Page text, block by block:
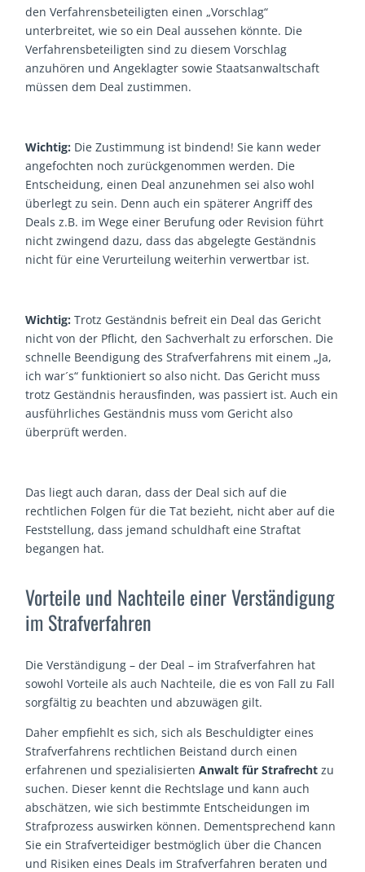
den Verfahrensbeteiligten einen „Vorschlag“
unterbreitet, wie so ein Deal aussehen könnte. Die
Verfahrensbeteiligten sind zu diesem Vorschlag
anzuhören und Angeklagter sowie Staatsanwaltschaft
müssen dem Deal zustimmen.
Wichtig: Die Zustimmung ist bindend! Sie kann weder
angefochten noch zurückgenommen werden. Die
Entscheidung, einen Deal anzunehmen sei also wohl
überlegt zu sein. Denn auch ein späterer Angriff des
Deals z.B. im Wege einer Berufung oder Revision führt
nicht zwingend dazu, dass das abgelegte Geständnis
nicht für eine Verurteilung weiterhin verwertbar ist.
Wichtig: Trotz Geständnis befreit ein Deal das Gericht
nicht von der Pflicht, den Sachverhalt zu erforschen. Die
schnelle Beendigung des Strafverfahrens mit einem „Ja,
ich war´s“ funktioniert so also nicht. Das Gericht muss
trotz Geständnis herausfinden, was passiert ist. Auch ein
ausführliches Geständnis muss vom Gericht also
überprüft werden.
Das liegt auch daran, dass der Deal sich auf die
rechtlichen Folgen für die Tat bezieht, nicht aber auf die
Feststellung, dass jemand schuldhaft eine Straftat
begangen hat.
Vorteile und Nachteile einer Verständigung
im Strafverfahren
Die Verständigung – der Deal – im Strafverfahren hat
sowohl Vorteile als auch Nachteile, die es von Fall zu Fall
sorgfältig zu beachten und abzuwägen gilt.
Daher empfiehlt es sich, sich als Beschuldigter eines
Strafverfahrens rechtlichen Beistand durch einen
erfahrenen und spezialisiertenAnwalt für Strafrecht zu
suchen. Dieser kennt die Rechtslage und kann auch
abschätzen, wie sich bestimmte Entscheidungen im
Strafprozess auswirken können. Dementsprechend kann
Sie ein Strafverteidiger bestmöglich über die Chancen
und Risiken eines Deals im Strafverfahren beraten und